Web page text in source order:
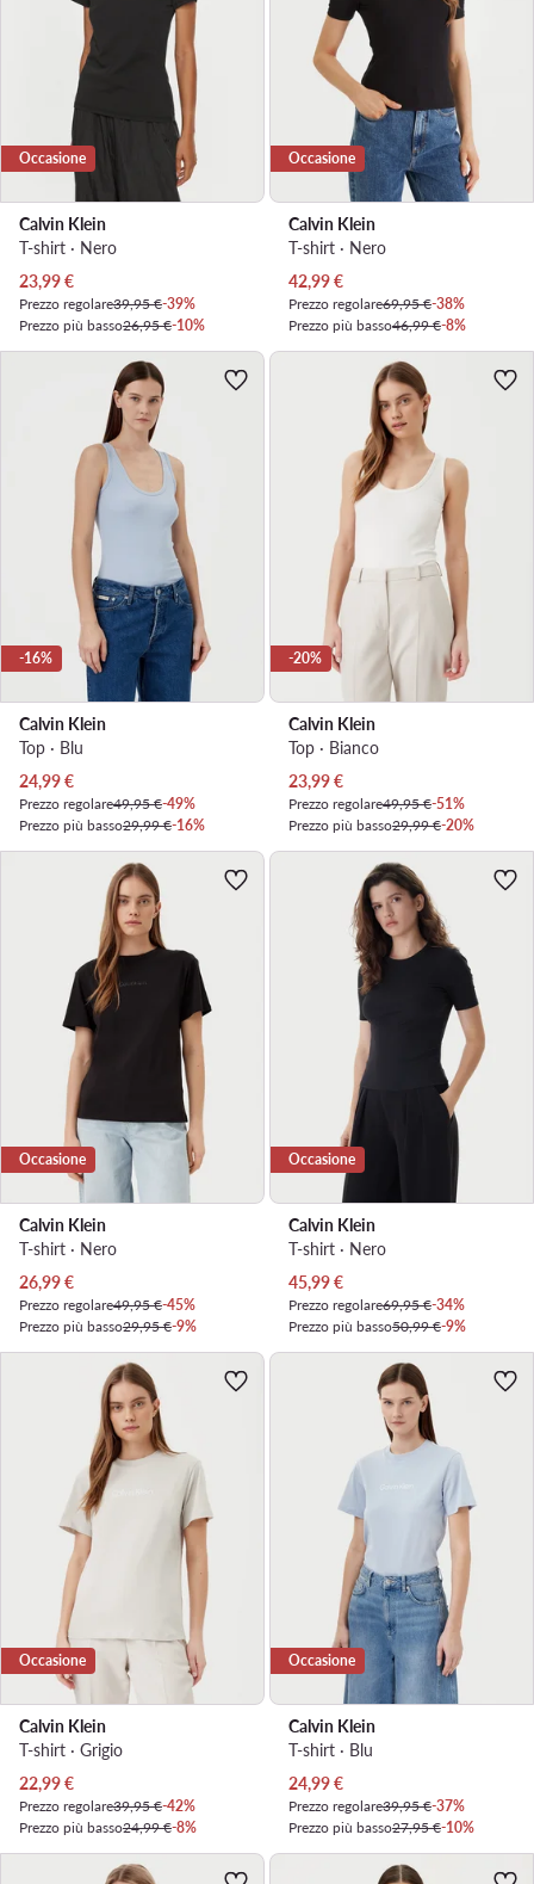
Occasione
Calvin Klein
T-shirt · Nero
Prezzo attuale
23,99€
Prezzo regolare39,95 €-39%
Prezzo più basso26,95 €-10%
Occasione
Calvin Klein
T-shirt · Nero
Prezzo attuale
42,99€
Prezzo regolare69,95 €-38%
Prezzo più basso46,99 €-8%
-16%
Calvin Klein
Top · Blu
Prezzo attuale
24,99€
Prezzo regolare49,95 €-49%
Prezzo più basso29,99 €-16%
-20%
Calvin Klein
Top · Bianco
Prezzo attuale
23,99€
Prezzo regolare49,95 €-51%
Prezzo più basso29,99 €-20%
Occasione
Calvin Klein
T-shirt · Nero
Prezzo attuale
26,99€
Prezzo regolare49,95 €-45%
Prezzo più basso29,95 €-9%
Occasione
Calvin Klein
T-shirt · Nero
Prezzo attuale
45,99€
Prezzo regolare69,95 €-34%
Prezzo più basso50,99 €-9%
Occasione
Calvin Klein
T-shirt · Grigio
Prezzo attuale
22,99€
Prezzo regolare39,95 €-42%
Prezzo più basso24,99 €-8%
Occasione
Calvin Klein
T-shirt · Blu
Prezzo attuale
24,99€
Prezzo regolare39,95 €-37%
Prezzo più basso27,95 €-10%